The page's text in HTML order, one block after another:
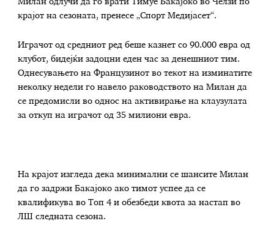
Милан одлучи да го врати Тимуе Бакајоко во Челзи по
крајот на сезоната, пренесе „Спорт Медијасет“.
Играчот од средниот ред беше казнет со 90.000 евра од
клубот, бидејќи задоцни еден час за денешниот тим.
Однесувањето на Французинот во текот на изминатите
неколку недели го навело раководството на Милан да
се предомисли во однос на активирање на клаузулата
за откуп на играчот од 35 милиони евра.
На крајот изгледа дека минимални се шансите Милан
да го задржи Бакајоко ако тимот успее да се
квалификува во Топ 4 и обезбеди квота за настап во
ЛШ следната сезона.